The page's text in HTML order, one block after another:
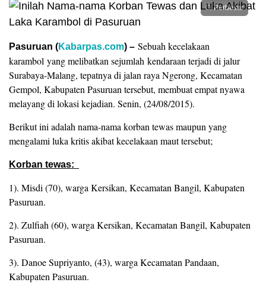
Perbesar
Pasuruan (Kabarpas.com) – Sebuah kecelakaan
karambol yang melibatkan sejumlah kendaraan terjadi di jalur
Surabaya-Malang, tepatnya di jalan raya Ngerong, Kecamatan
Gempol, Kabupaten Pasuruan tersebut, membuat empat nyawa
melayang di lokasi kejadian. Senin, (24/08/2015).
Berikut ini adalah nama-nama korban tewas maupun yang
mengalami luka kritis akibat kecelakaan maut tersebut;
Korban tewas:
1). Misdi (70), warga Kersikan, Kecamatan Bangil, Kabupaten
Pasuruan.
2). Zulfiah (60), warga Kersikan, Kecamatan Bangil, Kabupaten
Pasuruan.
‎3). Danoe Supriyanto, (43), warga Kecamatan Pandaan,
Kabupaten Pasuruan.